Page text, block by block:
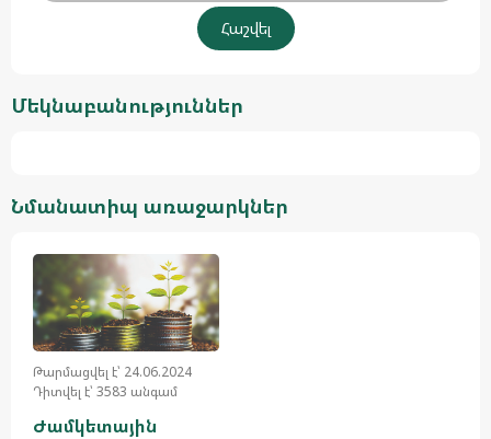
Մեկնաբանություններ
Նմանատիպ առաջարկներ
Թարմացվել է՝ 24.06.2024
Դիտվել է՝ 3583 անգամ
Ժամկետային